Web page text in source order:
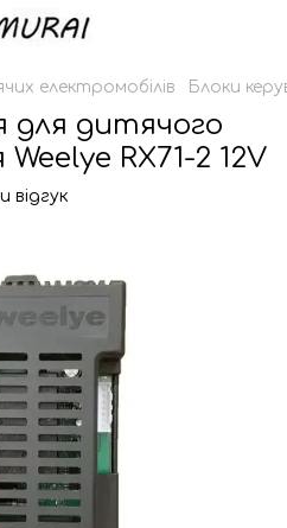
електромобілів Блоки
для дитячого
RX71-2 12V
відгук